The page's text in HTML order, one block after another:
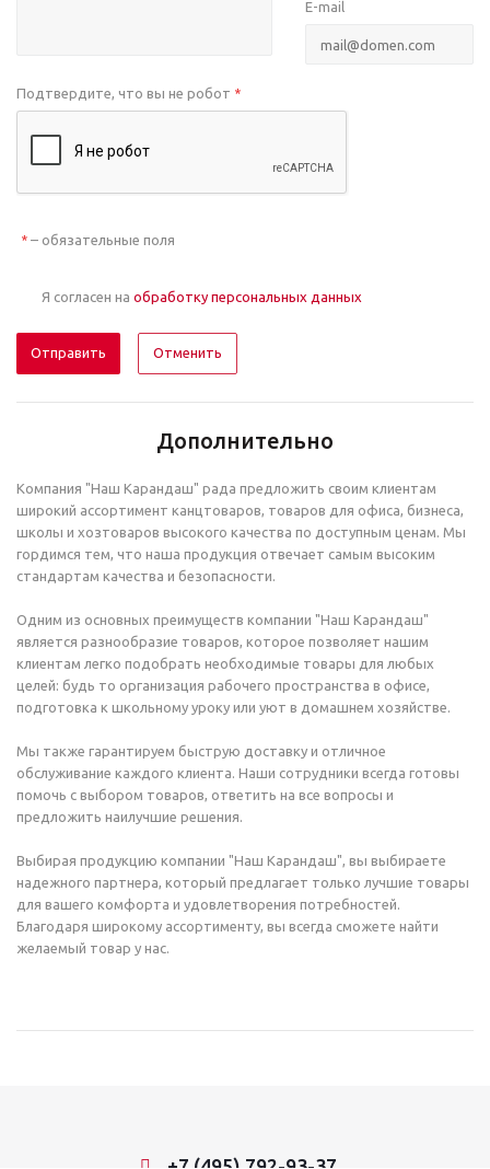
E-mail
Подтвердите, что вы не робот *
* – обязательные поля
Я согласен на обработку персональных данных
Отменить
Дополнительно
Компания "Наш Карандаш" рада предложить своим клиентам
широкий ассортимент канцтоваров, товаров для офиса, бизнеса,
школы и хозтоваров высокого качества по доступным ценам. Мы
гордимся тем, что наша продукция отвечает самым высоким
стандартам качества и безопасности.
Одним из основных преимуществ компании "Наш Карандаш"
является разнообразие товаров, которое позволяет нашим
клиентам легко подобрать необходимые товары для любых
целей: будь то организация рабочего пространства в офисе,
подготовка к школьному уроку или уют в домашнем хозяйстве.
Мы также гарантируем быструю доставку и отличное
обслуживание каждого клиента. Наши сотрудники всегда готовы
помочь с выбором товаров, ответить на все вопросы и
предложить наилучшие решения.
Выбирая продукцию компании "Наш Карандаш", вы выбираете
надежного партнера, который предлагает только лучшие товары
для вашего комфорта и удовлетворения потребностей.
Благодаря широкому ассортименту, вы всегда сможете найти
желаемый товар у нас.